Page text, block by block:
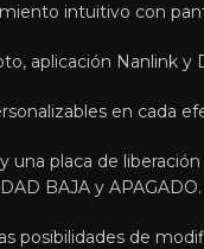
intuitivo con
aplicación Nanlink y
en cada
placa de
BAJA y APAGADO.
posibilidades de